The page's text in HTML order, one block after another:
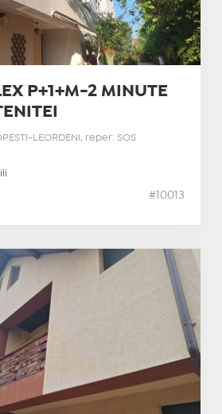
P+1+M-2 MINUTE
LEORDENI, reper: SOS
#10013